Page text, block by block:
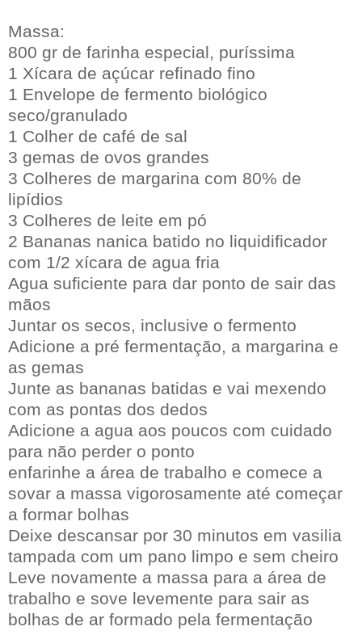
Massa:
800 gr de farinha especial, puríssima
1 Xícara de açúcar refinado fino
1 Envelope de fermento biológico
seco/granulado
1 Colher de café de sal
3 gemas de ovos grandes
3 Colheres de margarina com 80% de
lipídios
3 Colheres de leite em pó
2 Bananas nanica batido no liquidificador
com 1/2 xícara de agua fria
Agua suficiente para dar ponto de sair das
mãos
Juntar os secos, inclusive o fermento
Adicione a pré fermentação, a margarina e
as gemas
Junte as bananas batidas e vai mexendo
com as pontas dos dedos
Adicione a agua aos poucos com cuidado
para não perder o ponto
enfarinhe a área de trabalho e comece a
sovar a massa vigorosamente até começar
a formar bolhas
Deixe descansar por 30 minutos em vasilia
tampada com um pano limpo e sem cheiro
Leve novamente a massa para a área de
trabalho e sove levemente para sair as
bolhas de ar formado pela fermentação